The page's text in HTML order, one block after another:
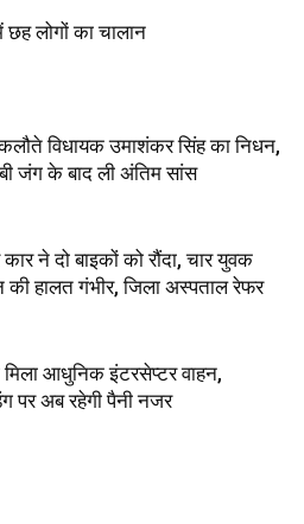
छह लोगों का चालान
विधायक उमाशंकर सिंह का निधन,
जंग के बाद ली अंतिम सांस
ने दो बाइकों को रौंदा, चार युवक
की हालत गंभीर, जिला अस्पताल रेफर
आधुनिक इंटरसेप्टर वाहन,
पर अब रहेगी पैनी नजर